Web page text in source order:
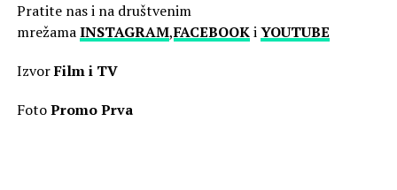
Pratite nas i na društvenim
mrežamaINSTAGRAM,FACEBOOKiYOUTUBE
IzvorFilm i TV
FotoPromo Prva